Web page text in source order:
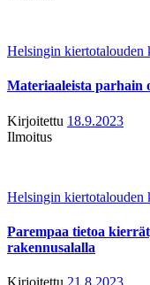
Helsingin kiertotalouden
Materiaaleista parhain
Kirjoitettu 18.9.2023
Ilmoitus
Helsingin kiertotalouden
Parempaa tietoa
rakennusalalla